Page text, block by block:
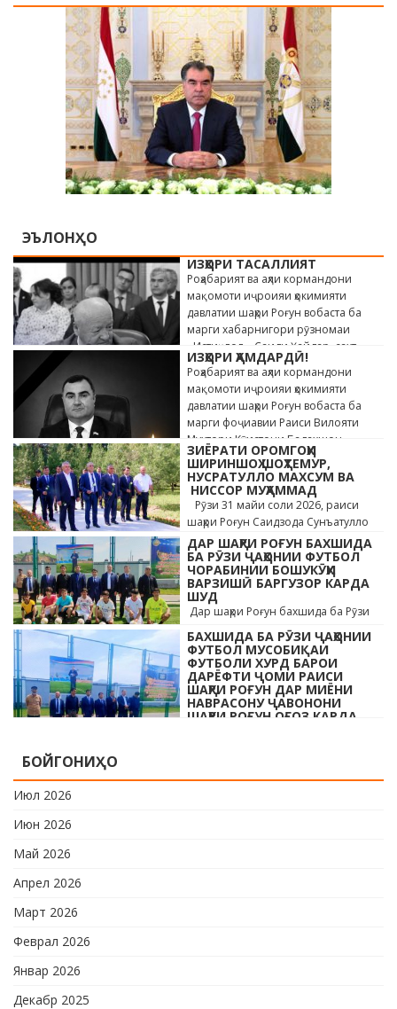
ЭЪЛОНҲО
ИЗҲОРИ ТАСАЛЛИЯТ
Роҳабарият ва аҳли кормандони
мақомоти иҷроияи ҳокимияти
давлатии шаҳри Роғун вобаста ба
марги хабарнигори рӯзномаи
«Истиқлол» Саиди Ҳайдар, сахт
андӯҳгин …
ИЗҲОРИ ҲАМДАРДӢ!
Роҳабарият ва аҳли кормандони
мақомоти иҷроияи ҳокимияти
давлатии шаҳри Роғун вобаста ба
марги фоҷиавии Раиси Вилояти
Мухтори Кӯҳистони Бадахшон
Алишер …
ЗИЁРАТИ ОРОМГОҲИ
ШИРИНШОҲ ШОҲТЕМУР,
НУСРАТУЛЛО МАХСУМ ВА
НИССОР МУҲАММАД
Рӯзи 31 майи соли 2026, раиси
шаҳри Роғун Саидзода Сунъатулло
бо ҳайъати кормандони дастгоҳи
раиси шаҳр ва роҳбарони мақомотҳои
…
ДАР ШАҲРИ РОҒУН БАХШИДА
БА РӮЗИ ҶАҲОНИИ ФУТБОЛ
ЧОРАБИНИИ БОШУКӮҲИ
ВАРЗИШӢ БАРГУЗОР КАРДА
ШУД
Дар шаҳри Роғун бахшида ба Рӯзи
ҷавонони Тоҷикистон ва Рӯзи
ҷаҳонии футбол бо иштироки 10
даста мусобиқаи кушоди шаҳри аз …
БАХШИДА БА РӮЗИ ҶАҲОНИИ
ФУТБОЛ МУСОБИҚАИ
ФУТБОЛИ ХУРД БАРОИ
ДАРЁФТИ ҶОМИ РАИСИ
ШАҲРИ РОҒУН ДАР МИЁНИ
НАВРАСОНУ ҶАВОНОНИ
ШАҲРИ РОҒУН ОҒОЗ КАРДА
ҷаҳонии футбол бо иштироки 10
БОЙГОНИҲО
Июл 2026
Июн 2026
Май 2026
Апрел 2026
Март 2026
Феврал 2026
Январ 2026
Декабр 2025